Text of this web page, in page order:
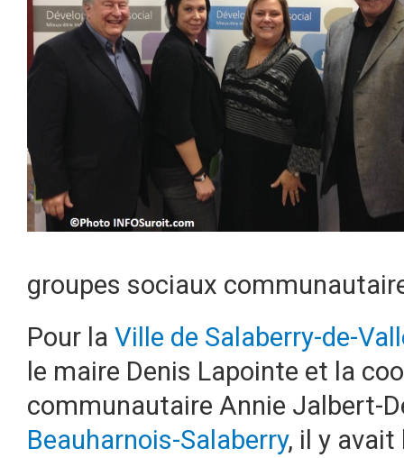
groupes sociaux
Pour la Ville de Salaberry-de-
le maire Denis Lapointe et la
communautaire Annie Jalbert-
Beauharnois-Salaberry, il y